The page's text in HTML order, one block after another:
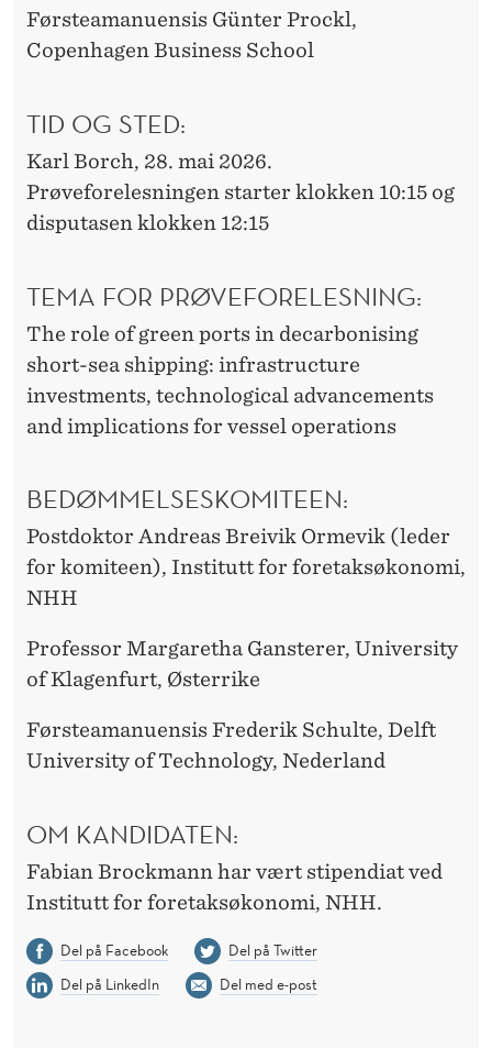
Førsteamanuensis Günter Prockl,
Copenhagen Business School
TID OG STED:
Karl Borch, 28. mai 2026.
Prøveforelesningen starter klokken 10:15 og
disputasen klokken 12:15
TEMA FOR PRØVEFORELESNING:
The role of green ports in decarbonising
short-sea shipping: infrastructure
investments, technological advancements
and implications for vessel operations
BEDØMMELSESKOMITEEN:
Postdoktor Andreas Breivik Ormevik (leder
for komiteen), Institutt for foretaksøkonomi,
NHH
Professor Margaretha Gansterer, University
of Klagenfurt, Østerrike
Førsteamanuensis Frederik Schulte, Delft
University of Technology, Nederland
OM KANDIDATEN:
Fabian Brockmann har vært stipendiat ved
Institutt for foretaksøkonomi, NHH.
Del på Facebook
Del på Twitter
Del på LinkedIn
Del med e-post